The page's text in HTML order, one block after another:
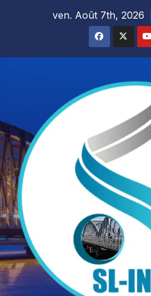
ven. Août 7th, 2026